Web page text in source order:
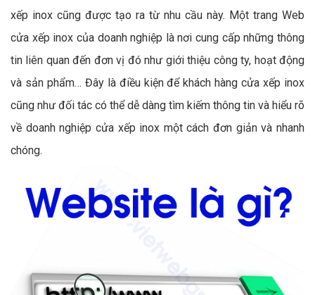
xếp inox cũng được tạo ra từ nhu cầu này. Một trang Web
cửa xếp inox của doanh nghiệp là nơi cung cấp những thông
tin liên quan đến đơn vị đó như giới thiệu công ty, hoạt động
và sản phẩm… Đây là điều kiện để khách hàng cửa xếp inox
cũng như đối tác có thể dễ dàng tìm kiếm thông tin và hiểu rõ
về doanh nghiệp cửa xếp inox một cách đơn giản và nhanh
chóng.